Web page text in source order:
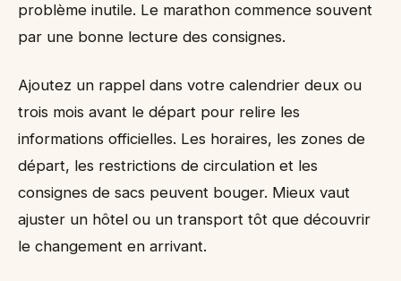
problème inutile. Le marathon commence souvent
par une bonne lecture des consignes.
Ajoutez un rappel dans votre calendrier deux ou
trois mois avant le départ pour relire les
informations officielles. Les horaires, les zones de
départ, les restrictions de circulation et les
consignes de sacs peuvent bouger. Mieux vaut
ajuster un hôtel ou un transport tôt que découvrir
le changement en arrivant.